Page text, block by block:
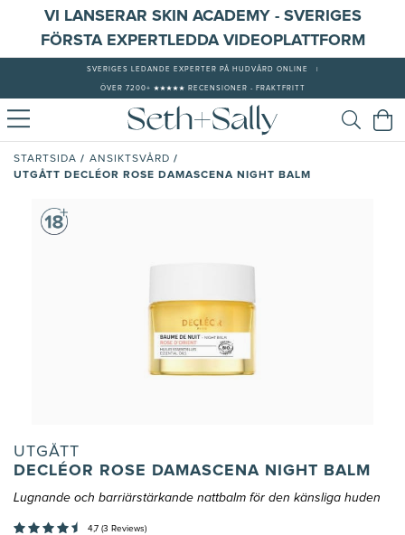
VI LANSERAR SKIN ACADEMY - SVERIGES
FÖRSTA EXPERTLEDDA VIDEOPLATTFORM
SVERIGES LEDANDE EXPERTER PÅ HUDVÅRD ONLINE
ÖVER 7200+ ★★★★★ RECENSIONER - FRAKTFRITT
STARTSIDA / ANSIKTSVÅRD /
UTGÅTT DECLÉOR ROSE DAMASCENA NIGHT BALM
UTGÅTT
DECLÉOR ROSE DAMASCENA NIGHT BALM
Lugnande och barriärstärkande nattbalm för den känsliga huden
4,7 (3 Reviews)